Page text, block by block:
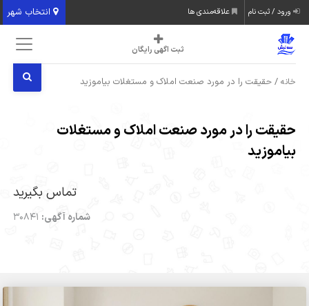
انتخاب شهر ورود / ثبت نام علاقه‌مندی ها
ثبت اگهی رایگان
خانه / حقیقت را در مورد صنعت املاک و مستغلات بیاموزید
حقیقت را در مورد صنعت املاک و مستغلات
بیاموزید
تماس بگیرید
شماره آگهی: 30841